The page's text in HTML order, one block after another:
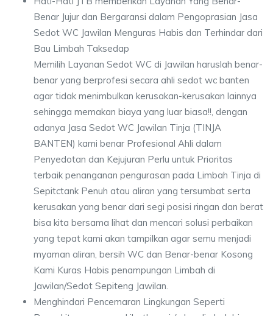
Benar Jujur dan Bergaransi dalam Pengoprasian Jasa
Sedot WC Jawilan Menguras Habis dan Terhindar dari
Bau Limbah Taksedap
Memilih Layanan Sedot WC di Jawilan haruslah benar-
benar yang berprofesi secara ahli sedot wc banten
agar tidak menimbulkan kerusakan-kerusakan lainnya
sehingga memakan biaya yang luar biasa!!, dengan
adanya Jasa Sedot WC Jawilan Tinja (TINJA
BANTEN) kami benar Profesional Ahli dalam
Penyedotan dan Kejujuran Perlu untuk Prioritas
terbaik penanganan pengurasan pada Limbah Tinja di
Sepitctank Penuh atau aliran yang tersumbat serta
kerusakan yang benar dari segi posisi ringan dan berat
bisa kita bersama lihat dan mencari solusi perbaikan
yang tepat kami akan tampilkan agar semu menjadi
myaman aliran, bersih WC dan Benar-benar Kosong
Kami Kuras Habis penampungan Limbah di
Jawilan/Sedot Sepiteng Jawilan.
Menghindari Pencemaran Lingkungan Seperti